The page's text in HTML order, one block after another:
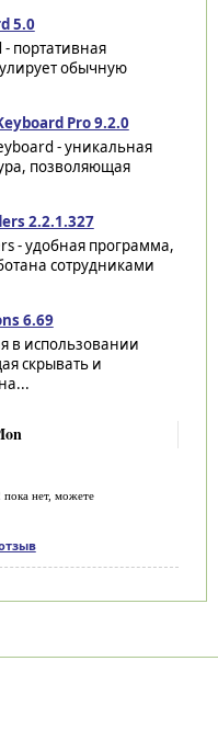
5.0
портативная
обычную
Pro 9.2.0
- уникальная
позволяющая
2.2.1.327
- удобная программа,
сотрудниками
6.69
в использовании
скрывать и
пока нет, можете